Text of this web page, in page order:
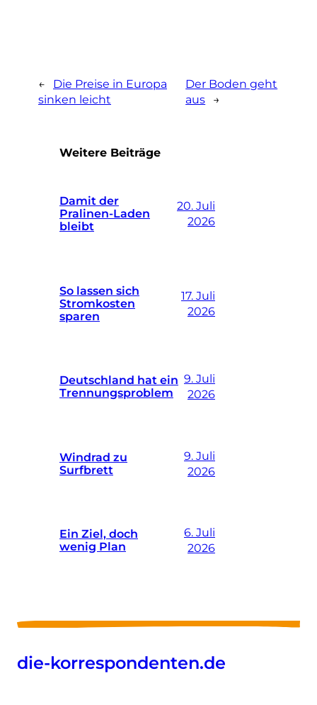
←
Die Preise in Europa
sinken leicht
Der Boden geht
aus →
Weitere Beiträge
Damit der
Pralinen-Laden
bleibt
20. Juli
2026
So lassen sich
Stromkosten
sparen
17. Juli
2026
Deutschland hat ein
Trennungsproblem
9. Juli
2026
Windrad zu
Surfbrett
9. Juli
2026
Ein Ziel, doch
wenig Plan
6. Juli
2026
die-korrespondenten.de